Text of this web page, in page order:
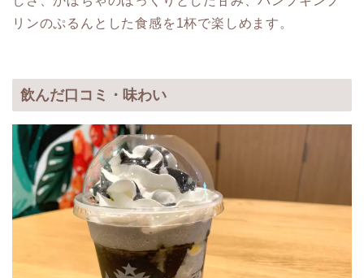
リンのぷるんとした食感を1杯で楽しめます。
飲んだ口コミ・味わい